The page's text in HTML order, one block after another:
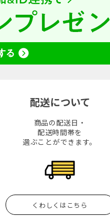
配送について
商品の配送日・
配送時間帯を
選ぶことができます。
くわしくはこちら